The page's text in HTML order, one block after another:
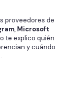
proveedores de
, Microsoft
te explico quién
y cuándo